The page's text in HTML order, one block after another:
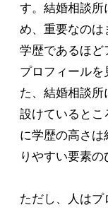
す。結婚相談所
め、重要なのは
学歴であるほど
プロフィールを
た、結婚相談
設けているとこ
に学歴の高さ
りやすい要素の
ただし、人は